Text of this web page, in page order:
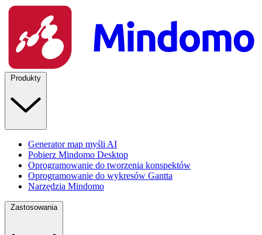
Produkty
Generator map myśli AI
Pobierz Mindomo Desktop
Oprogramowanie do tworzenia konspektów
Oprogramowanie do wykresów Gantta
Narzędzia Mindomo
Zastosowania